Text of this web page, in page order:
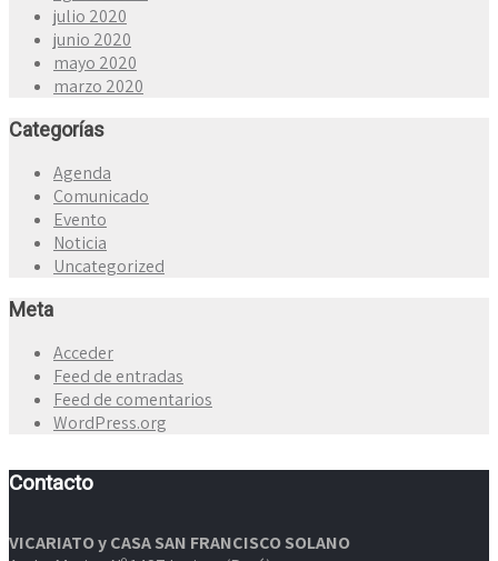
julio 2020
junio 2020
mayo 2020
marzo 2020
Categorías
Agenda
Comunicado
Evento
Noticia
Uncategorized
Meta
Acceder
Feed de entradas
Feed de comentarios
WordPress.org
Contacto
VICARIATO y CASA SAN FRANCISCO SOLANO